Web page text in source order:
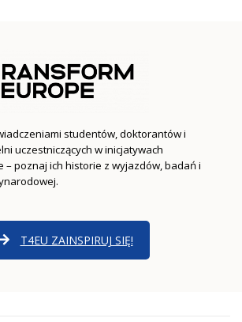
studentów, doktorantów i
uczestniczących w inicjatywach
– poznaj ich historie z wyjazdów, badań i
T4EU ZAINSPIRUJ SIĘ!